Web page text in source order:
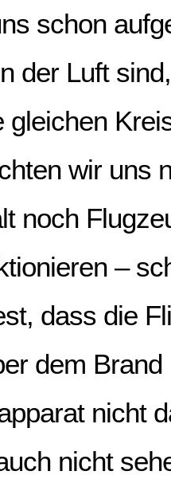
schon
der Luft
gleichen
wir uns
noch
–
dass die
dem
nicht
nicht